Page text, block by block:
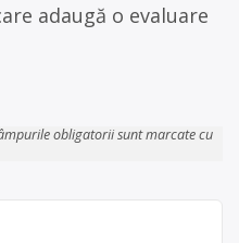
adaugă o evaluare
obligatorii sunt marcate cu